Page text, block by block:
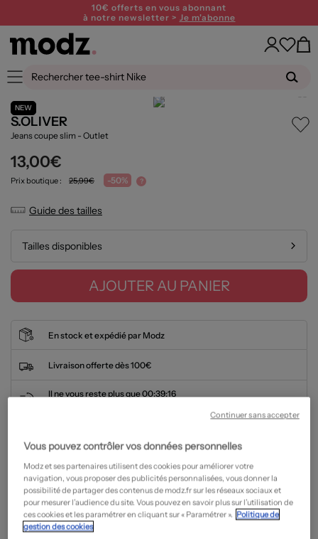
10€ offerts en vous abonnant
à notre newsletter > Je m'abonne
NEW
S.OLIVER
Jeans coupe slim - Outlet
13,00€
Prix boutique : 25,99€ -50% ?
Guide des tailles
Tailles disponibles
AJOUTER AU PANIER
En stock et expédié par Modz
Livraison offerte dès 100€
Il ne vous reste plus que00:39:16
4.6/5 sur Avis vérifiés
Description
Jeans Coupe Slim S.oliver Bleu
Vous pouvez contrôler vos données personnelles
Modz et ses partenaires utilisent des cookies pour améliorer votre
navigation, vous proposer des publicités personnalisées, vous donner la
possibilité de partager des contenus de modz.fr sur les réseaux sociaux et
pour mesurer l’audience du site. Vous pouvez en savoir plus sur l’utilisation de
ces cookies et les paramétrer en cliquant sur « Paramétrer ». Politique de
gestion des cookies
Continuer sans accepter